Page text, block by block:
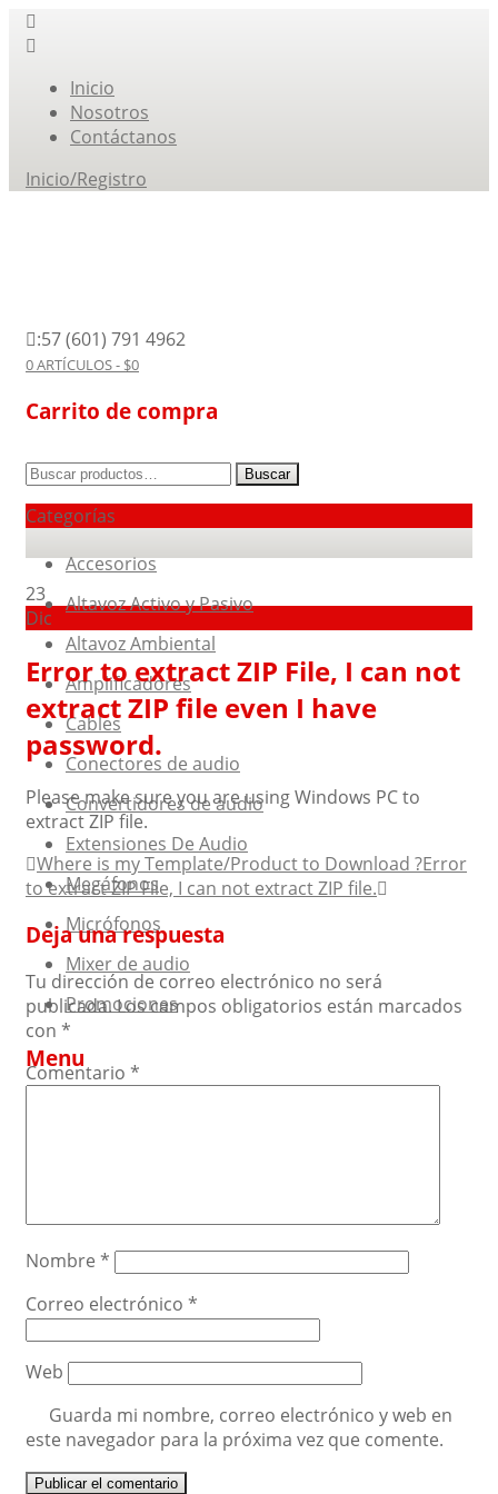
Inicio
Nosotros
Contáctanos
Inicio/Registro
:57 (601) 791 4962
0 ARTÍCULOS - $0
Carrito de compra
Buscar
Buscar
Categorías
Accesorios
Altavoz Activo y Pasivo
Altavoz Ambiental
Amplificadores
Cables
Conectores de audio
Convertidores de audio
Extensiones De Audio
Megáfonos
Micrófonos
Mixer de audio
Promociones
Menu
23
Dic
Error to extract ZIP File, I can not
extract ZIP file even I have
password.
Please make sure you are using Windows PC to
extract ZIP file.
Post
navigation
Where is my Template/Product to Download ?Error
to extract ZIP File, I can not extract ZIP file.
Deja una respuesta
Tu dirección de correo electrónico no será
publicada.Los campos obligatorios están marcados
con *
Comentario *
Nombre *
Correo electrónico *
Web
Guarda mi nombre, correo electrónico y web en
este navegador para la próxima vez que comente.